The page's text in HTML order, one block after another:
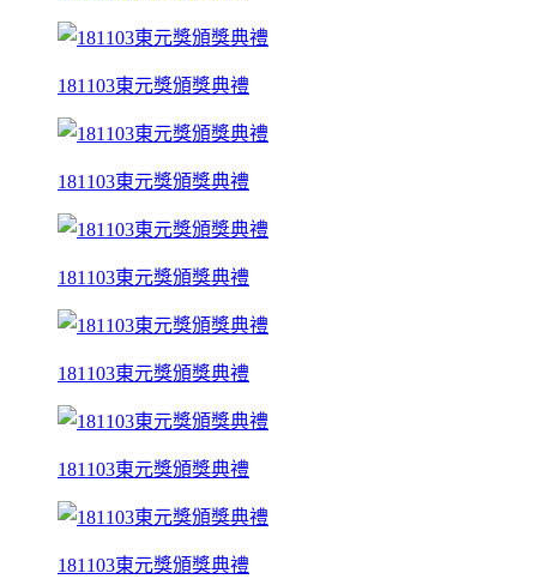
181103東元獎頒獎典禮
181103東元獎頒獎典禮
181103東元獎頒獎典禮
181103東元獎頒獎典禮
181103東元獎頒獎典禮
181103東元獎頒獎典禮